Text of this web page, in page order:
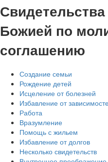
Божией по
соглашению
Создание семьи
Рождение детей
Исцеление от болезней
Избавление от
Работа
Вразумление
Помощь с жильем
Избавление от долгов
Несколько свидетельств